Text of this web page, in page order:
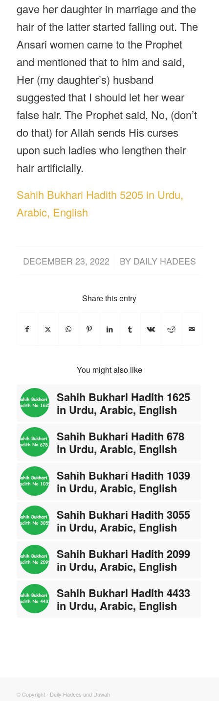
gave her daughter in marriage and the
hair of the latter started falling out. The
Ansari women came to the Prophet
and mentioned that to him and said,
Her (my daughter’s) husband
suggested that I should let her wear
false hair. The Prophet said, No, (don’t
do that) for Allah sends His curses
upon such ladies who lengthen their
hair artificially.
Sahih Bukhari Hadith 5205 in Urdu,
Arabic, English
DECEMBER 23, 2022
/ BY DAILY HADEES
Share this entry
You might also like
Sahih Bukhari Hadith 1625
in Urdu, Arabic, English
Sahih Bukhari Hadith 678
in Urdu, Arabic, English
Sahih Bukhari Hadith 1039
in Urdu, Arabic, English
Sahih Bukhari Hadith 3055
in Urdu, Arabic, English
Sahih Bukhari Hadith 2099
in Urdu, Arabic, English
Sahih Bukhari Hadith 4433
in Urdu, Arabic, English
© Copyright - Daily Hadees and Dawah